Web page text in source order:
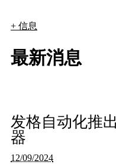
+ 信息
最新消息
发格自动化推
器
12/09/2024